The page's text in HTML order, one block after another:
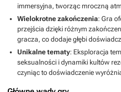
immersyjna, tworząc mroczną
Wielokrotne zakończenia: Gra
przejścia dzięki różnym
gracza, co dodaje głębi
Unikalne tematy: Eksploracja
seksualności i dynamiki kultów
czyniąc to doświadczenie